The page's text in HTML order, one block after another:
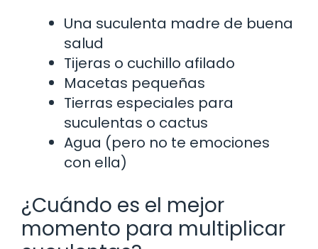
Una suculenta madre de buena
salud
Tijeras o cuchillo afilado
Macetas pequeñas
Tierras especiales para
suculentas o cactus
Agua (pero no te emociones
con ella)
¿Cuándo es el mejor
momento para multiplicar